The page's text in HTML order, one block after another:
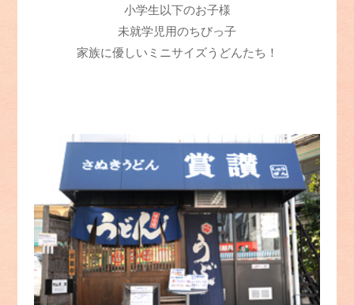
小学生以下のお子様
未就学児用のちびっ子
家族に優しいミニサイズうどんたち！